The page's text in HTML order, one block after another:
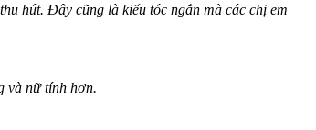
hút. Đây cũng là kiểu tóc ngắn mà các chị em
và nữ tính hơn.